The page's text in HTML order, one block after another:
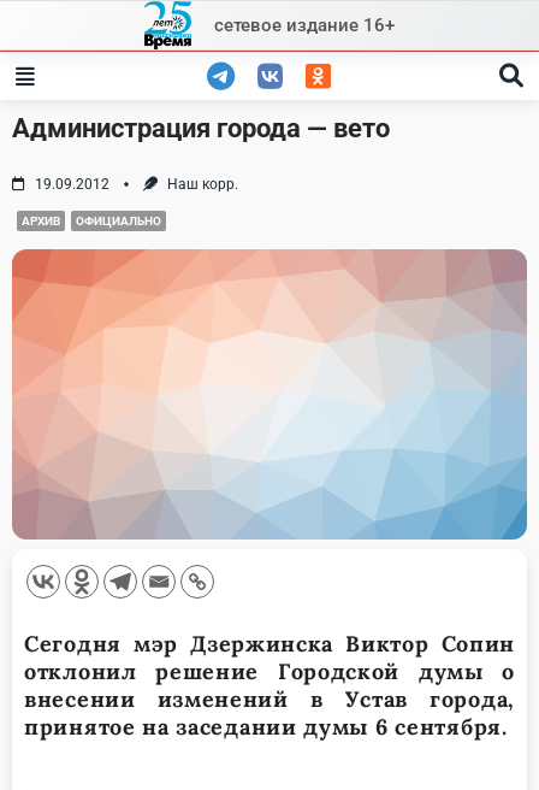
content
сетевое издание 16+
Администрация города — вето
19.09.2012 Наш корр.
АРХИВ ОФИЦИАЛЬНО
Сегодня мэр Дзержинска Виктор Сопин
отклонил решение Городской думы о
внесении изменений в Устав города,
принятое на заседании думы 6 сентября.